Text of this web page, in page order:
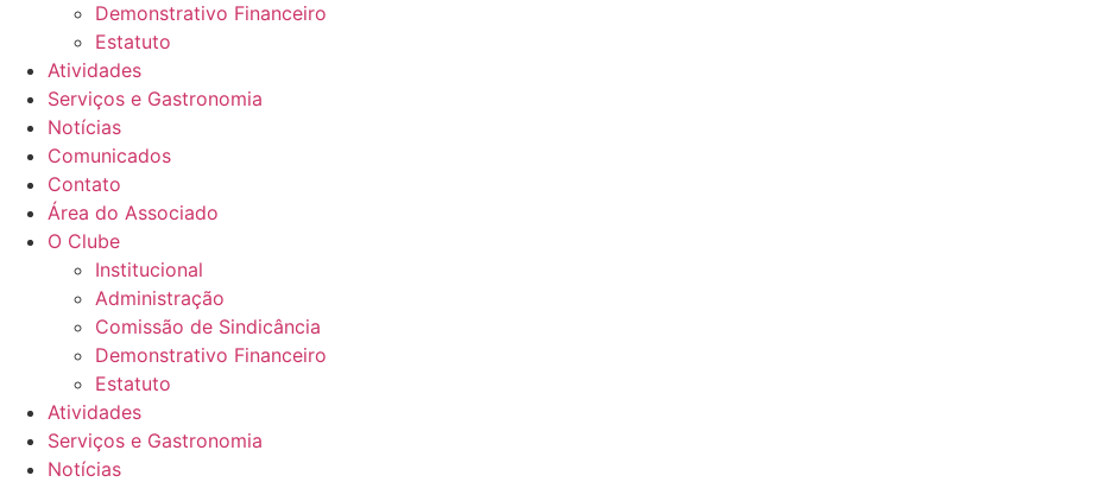
Demonstrativo Financeiro
Estatuto
Atividades
Serviços e Gastronomia
Notícias
Comunicados
Contato
Área do Associado
O Clube
Institucional
Administração
Comissão de Sindicância
Demonstrativo Financeiro
Estatuto
Atividades
Serviços e Gastronomia
Notícias